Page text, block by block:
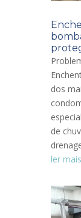
dos
de
ler mais